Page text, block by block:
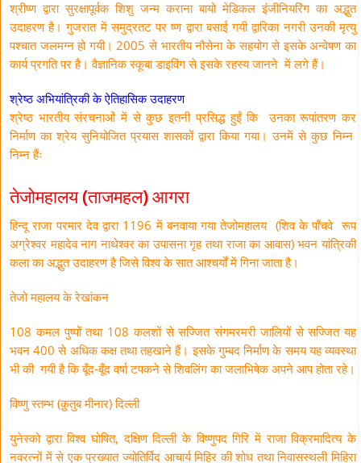
श्रीष्ण द्वारा सुरक्षापूर्वक शिशु जन्म कराना बायो मेडिकल इंजीनियरिंग का अद्भुत
उदाहरण है। गुजरात में समुद्रतट पर ष्ण द्वारा बसाई गयी द्वारिका नगरी उनकी मृत्यु
पश्चात जलमग्न हो गयी। 2005 से भारतीय नौसेना के सहयोग से इसके अन्वेषण का
कार्य प्रगति पर है। वैज्ञानिक स्कूबा डाइविंग से इसके रहस्य जानने में लगे हैं।
श्रेष्ठ अभियांत्रिकी के ऐतिहासिक उदाहरण
श्रेष्ठ भारतीय संरचनाओं में से कुछ इतनी प्रसिद्ध हुईं कि उनका रूपांतरण कर
निर्माण का श्रेय सुनियोजित प्रयास शासकों द्वारा किया गया। उनमें से कुछ निम्न
निम्न हैंः
तेजोमहालय (ताजमहल) आगरा
हिन्दू राजा परमार देव द्वारा 1196 में बनवाया गया तेजोमहालय (शिव के पाँचवे रूप
अग्रेश्वर महादेव नाग नाथेश्वर का उपासना गृह तथा राजा का आवास) भवन यांत्रिकी
कला का अद्भुत उदाहरण है जिसे विश्व के सात आश्चर्यों में गिना जाता है।
तेजो महालय के रेखांकन
108 कमल पुष्पों तथा 108 कलशों से सज्जित संगमरमरी जालियों से सज्जित यह
भवन 400 से अधिक कक्ष तथा तहखाने हैं। इसके गुम्बद निर्माण के समय यह व्यवस्था
भी की गयी है कि बूँद-बूँद वर्षा टपकने से शिवलिंग का जलाभिषेक अपने आप होता रहे।
विष्णु स्तम्भ (क़ुतुब मीनार) दिल्ली
युनेस्को द्वारा विश्व घोषित, दक्षिण दिल्ली के विष्णुपद गिरि में राजा विक्रमादित्य के
नवरत्नों में से एक प्रख्यात ज्योतिर्विद आचार्य मिहिर की शोध तथा निवासस्थली मिहिरा